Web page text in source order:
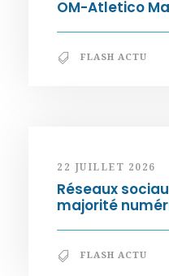
OM-Atletico
FLASH ACTU
22 JUILLET 2026
Réseaux
majorité
FLASH ACTU